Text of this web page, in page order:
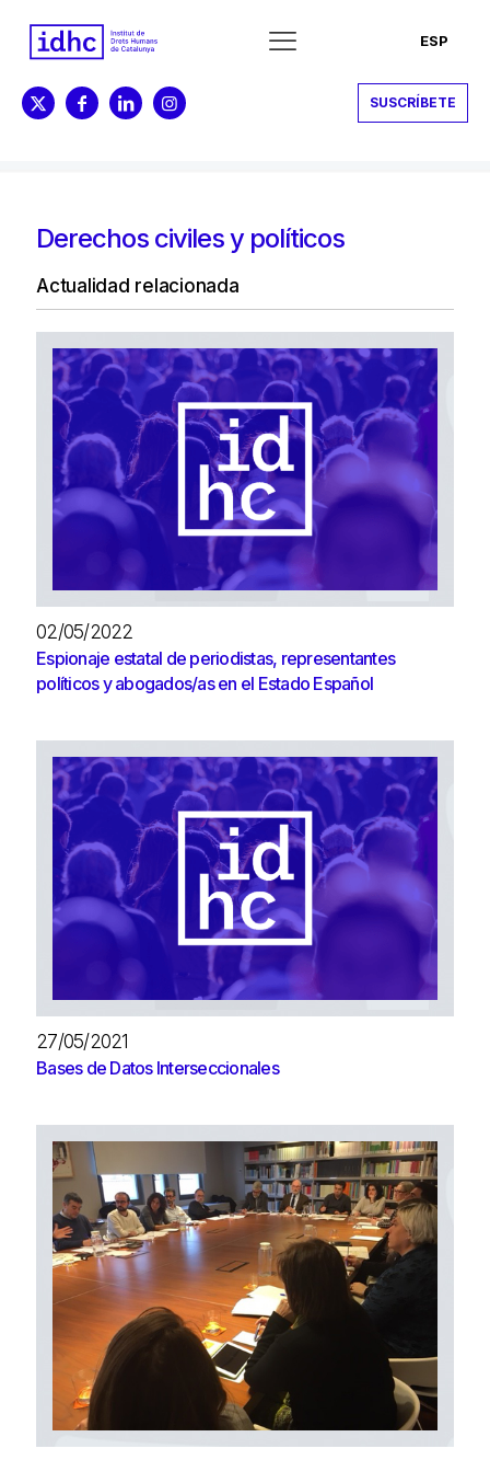
ESP
SUSCRÍBETE
Derechos civiles y políticos
Actualidad relacionada
02/05/2022
Espionaje estatal de periodistas, representantes
políticos y abogados/as en el Estado Español
27/05/2021
Bases de Datos Interseccionales